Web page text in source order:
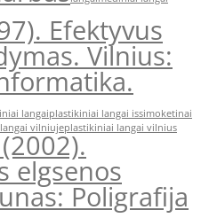
Efektyvus
Vilnius:
langaiplastikiniai langai issimoketinai
vilniujeplastikiniai langai vilnius
elgsenos
Poligrafija